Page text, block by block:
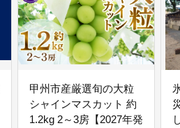
甲州市産厳選旬の大粒
シャインマスカット 約
1.2kg 2～3房【2027年発